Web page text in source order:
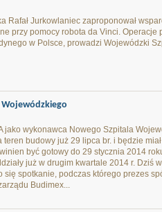
Rafał Jurkowlaniec zaproponował
przy pomocy robota da Vinci. Operacje
w Polsce, prowadzi Wojewódzki
jako wykonawca Nowego Szpitala
teren budowy już 29 lipca br. i będzie
być gotowy do 29 stycznia 2014
już w drugim kwartale 2014 r. Dziś
się spotkanie, podczas którego prezes
Budimex...